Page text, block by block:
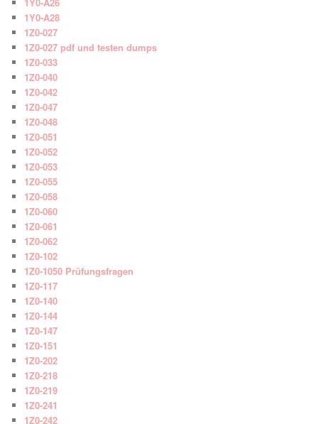
1Y0-A28
1Z0-027
1Z0-027 pdf und testen dumps
1Z0-033
1Z0-040
1Z0-042
1Z0-047
1Z0-048
1Z0-051
1Z0-052
1Z0-053
1Z0-055
1Z0-058
1Z0-060
1Z0-061
1Z0-062
1Z0-102
1Z0-1050 Prüfungsfragen
1Z0-117
1Z0-140
1Z0-144
1Z0-147
1Z0-151
1Z0-202
1Z0-218
1Z0-219
1Z0-241
1Z0-242